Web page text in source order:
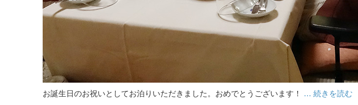
お誕生日のお祝いとしてお泊りいただきました。おめでとうございます！ … 続きを読む